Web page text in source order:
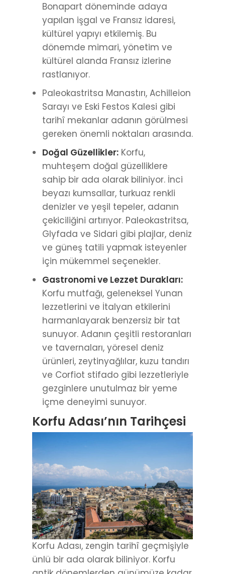
Bonapart döneminde adaya
yapılan işgal ve Fransız idaresi,
kültürel yapıyı etkilemiş. Bu
dönemde mimari, yönetim ve
kültürel alanda Fransız izlerine
rastlanıyor.
Paleokastritsa Manastırı, Achilleion
Sarayı ve Eski Festos Kalesi gibi
tarihî mekanlar adanın görülmesi
gereken önemli noktaları arasında.
Doğal Güzellikler: Korfu,
muhteşem doğal güzelliklere
sahip bir ada olarak biliniyor. İnci
beyazı kumsallar, turkuaz renkli
denizler ve yeşil tepeler, adanın
çekiciliğini artırıyor. Paleokastritsa,
Glyfada ve Sidari gibi plajlar, deniz
ve güneş tatili yapmak isteyenler
için mükemmel seçenekler.
Gastronomi ve Lezzet Durakları:
Korfu mutfağı, geleneksel Yunan
lezzetlerini ve İtalyan etkilerini
harmanlayarak benzersiz bir tat
sunuyor. Adanın çeşitli restoranları
ve tavernaları, yöresel deniz
ürünleri, zeytinyağlılar, kuzu tandırı
ve Corfiot stifado gibi lezzetleriyle
gezginlere unutulmaz bir yeme
içme deneyimi sunuyor.
Korfu Adası’nın Tarihçesi
Korfu Adası, zengin tarihî geçmişiyle
ünlü bir ada olarak biliniyor. Korfu